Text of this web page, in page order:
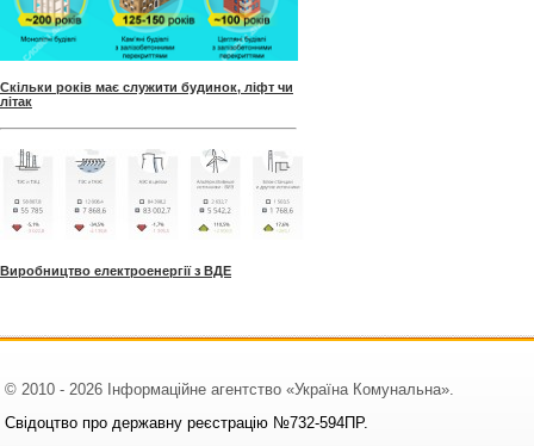
Скільки років має служити будинок, ліфт чи
літак
Виробництво електроенергії з ВДЕ
© 2010 - 2026 Інформаційне агентство «Україна Комунальна».
Свідоцтво про державну реєстрацію №732-594ПР.